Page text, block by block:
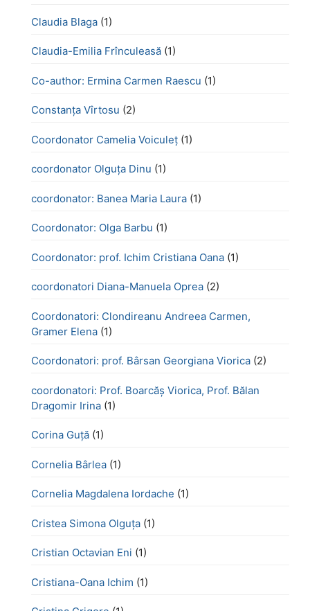
Claudia Blaga (1)
Claudia-Emilia Frînculeasă (1)
Co-author: Ermina Carmen Raescu (1)
Constanța Vîrtosu (2)
Coordonator Camelia Voiculeț (1)
coordonator Olguța Dinu (1)
coordonator: Banea Maria Laura (1)
Coordonator: Olga Barbu (1)
Coordonator: prof. Ichim Cristiana Oana (1)
coordonatori Diana-Manuela Oprea (2)
Coordonatori: Clondireanu Andreea Carmen,
Gramer Elena (1)
Coordonatori: prof. Bârsan Georgiana Viorica (2)
coordonatori: Prof. Boarcăș Viorica, Prof. Bălan
Dragomir Irina (1)
Corina Guță (1)
Cornelia Bârlea (1)
Cornelia Magdalena Iordache (1)
Cristea Simona Olguța (1)
Cristian Octavian Eni (1)
Cristiana-Oana Ichim (1)